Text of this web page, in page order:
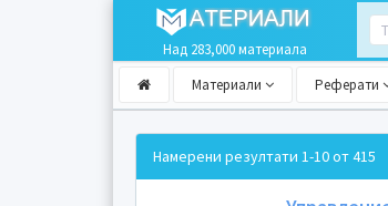
Над 283,000 материала
Материали Реферати
Намерени резултати 1-10 от 415